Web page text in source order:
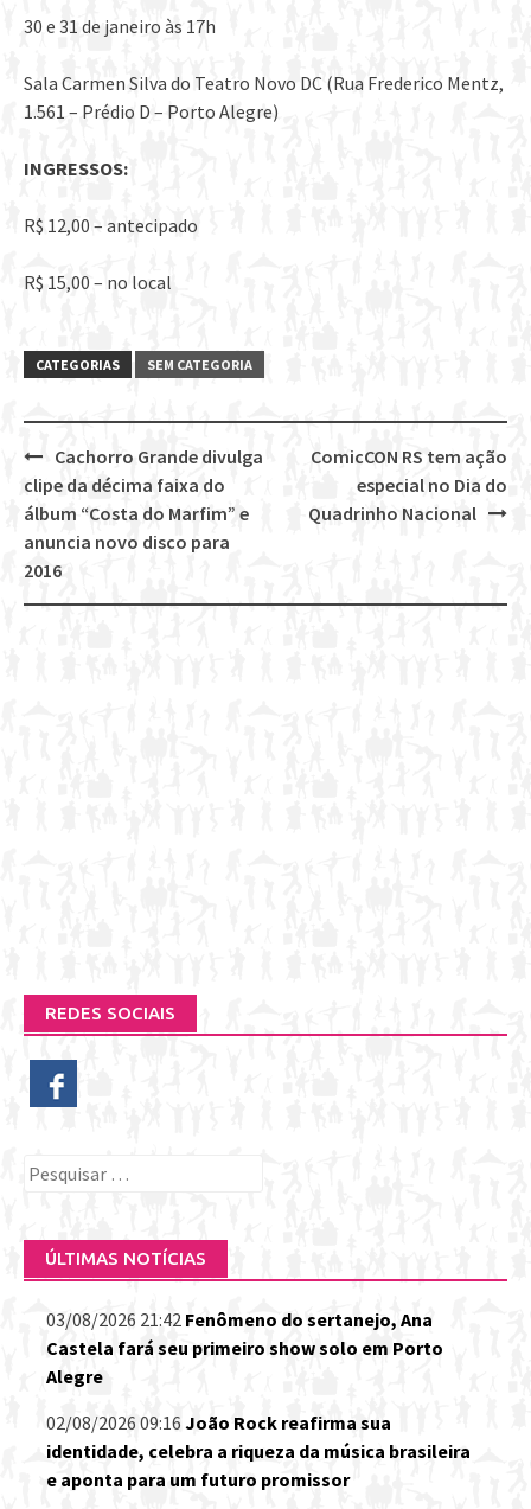
30 e 31 de janeiro às 17h
Sala Carmen Silva do Teatro Novo DC (Rua Frederico Mentz,
1.561 – Prédio D – Porto Alegre)
INGRESSOS:
R$ 12,00 – antecipado
R$ 15,00 – no local
CATEGORIAS SEM CATEGORIA
Post
navigation
ComicCON RS tem ação
especial no Dia do
Quadrinho Nacional
Cachorro Grande divulga
clipe da décima faixa do
álbum “Costa do Marfim” e
anuncia novo disco para
2016
REDES SOCIAIS
Pesquisar
ÚLTIMAS NOTÍCIAS
03/08/2026 21:42 Fenômeno do sertanejo, Ana
Castela fará seu primeiro show solo em Porto
Alegre
02/08/2026 09:16 João Rock reafirma sua
identidade, celebra a riqueza da música brasileira
e aponta para um futuro promissor